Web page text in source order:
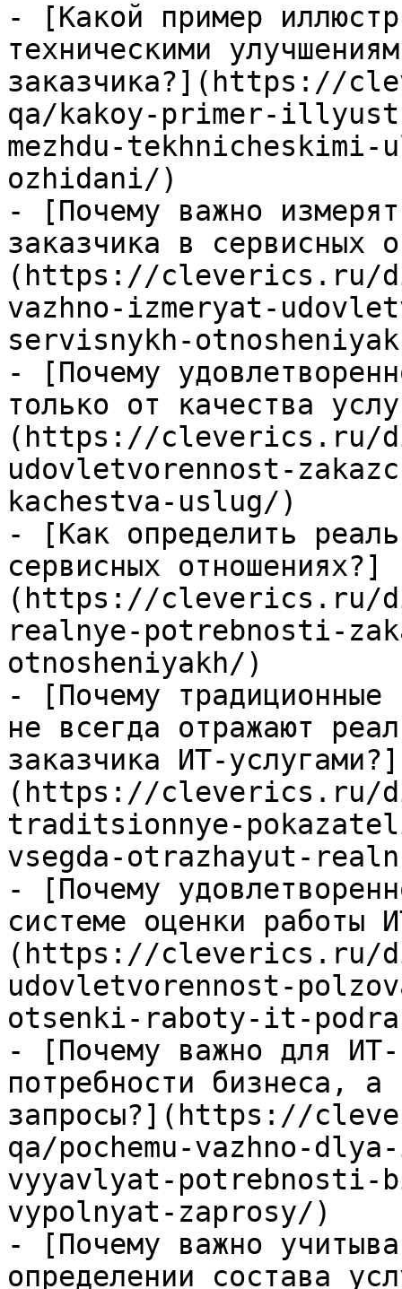
- [Какой пример
техническими
заказчика?](https://
qa/kakoy-primer-
mezhdu-
ozhidani/)
- [Почему важно
заказчика в сервисных
(https://cleverics.ru/
vazhno-izmeryat-
servisnykh-
- [Почему
только от качества
(https://cleverics.ru/
udovletvorennost-
kachestva-uslug/)
- [Как определить
сервисных отношениях?]
(https://cleverics.ru/
realnye-potrebnosti-
otnosheniyakh/)
- [Почему традиционные
не всегда отражают
заказчика ИТ-услугами?]
(https://cleverics.ru/
traditsionnye-
vsegda-otrazhayut-
- [Почему
системе оценки работы
(https://cleverics.ru/
udovletvorennost-
otsenki-raboty-it-
- [Почему важно для ИТ-
потребности бизнеса, а
запросы?](https://
qa/pochemu-vazhno-
vyyavlyat-potrebnosti-
vypolnyat-zaprosy/)
- [Почему важно
определении состава